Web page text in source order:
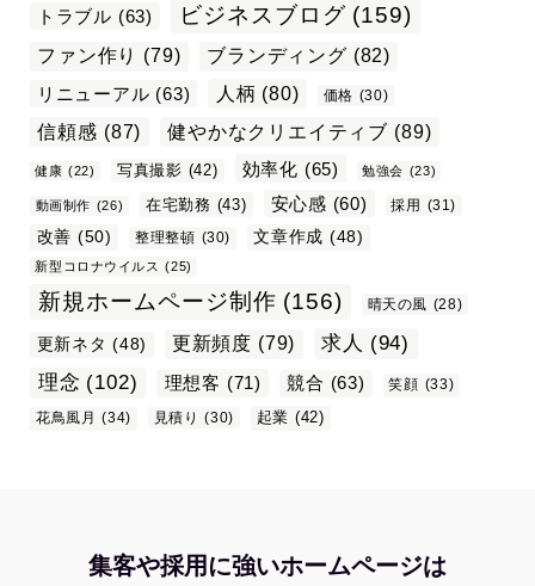
トラブル (63) ビジネスブログ (159)
ファン作り (79) ブランディング (82)
リニューアル (63) 人柄 (80) 価格 (30)
信頼感 (87) 健やかなクリエイティブ (89)
健康 (22) 写真撮影 (42) 効率化 (65) 勉強会 (23)
動画制作 (26) 在宅勤務 (43) 安心感 (60) 採用 (31)
改善 (50) 整理整頓 (30) 文章作成 (48)
新型コロナウイルス (25)
新規ホームページ制作 (156) 晴天の風 (28)
更新ネタ (48) 更新頻度 (79) 求人 (94)
理念 (102) 理想客 (71) 競合 (63) 笑顔 (33)
花鳥風月
(34) 見積り (30) 起業 (42)
集客や採用に強いホームページは